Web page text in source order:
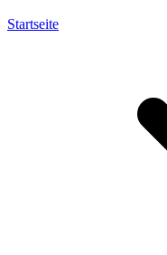
Startseite